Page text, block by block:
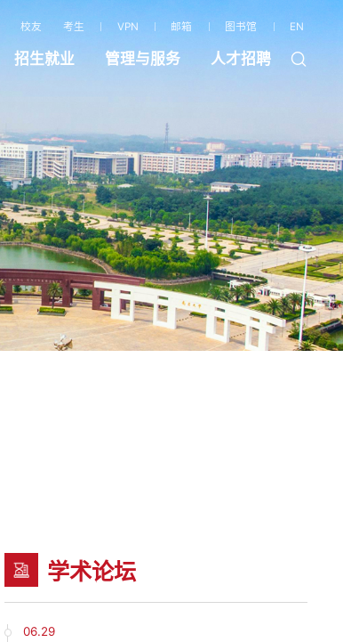
校友 考生 VPN 邮箱 图书馆 EN
招生就业 管理与服务 人才招聘
学术论坛
06.29